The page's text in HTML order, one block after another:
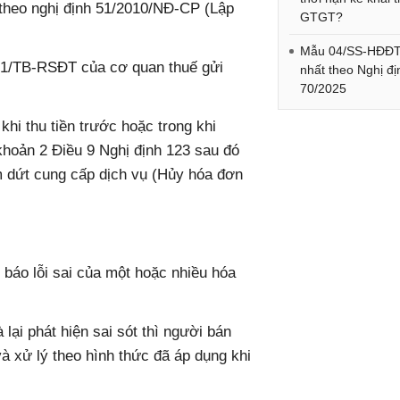
nghị định 51/2010/NĐ-CP (Lập
TB-RSĐT của cơ quan thuế gửi
thu tiền trước hoặc trong khi
2 Điều 9 Nghị định 123 sau đó
cung cấp dịch vụ (Hủy hóa đơn
lỗi sai của một hoặc nhiều hóa
phát hiện sai sót thì người bán
xử lý theo hình thức đã áp dụng khi
GTGT?
Mẫu 04/SS-
nhất theo Nghị
70/2025